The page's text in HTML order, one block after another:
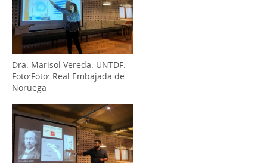
Dra. Marisol Vereda. UNTDF.
Foto:Foto: Real Embajada de
Noruega